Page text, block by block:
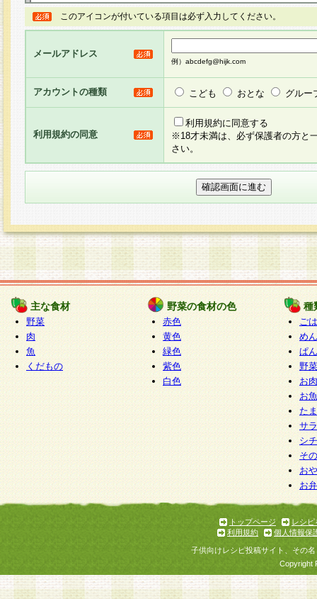
ト（以下「本サイト」といいます。）上に本サー
ージを設け、会員がアンケー ト調査に回答する
し、その結果を当社が集計・分析その他の利用を
るものです。なお、本サービスは、それぞれの目
員に対して本サービスの依頼を行うこともあり、
た全ての会員に対して本サービスの依頼をすると
りま す。
3.当社は、会員の事前の承諾を得ることなく、当
方 法・手段にて、本規約を任意に制定、変更ま
きるものとします。改定後の本規約等は、本規約
に掲示したときに、その 他の諸規定については
てその効力を生じるものとします。
4.本規約は、会員登録希望者による会員登録手続
の当社による会員登録の承認が完了した時点で会
たものとみなされ、会員に対して適用されるもの
5.当社がお聞きする個人情報は、すべて会員登録
で提 供いただいたものと考えております。従っ
自らの個人情報の提供を希望されない場合には、
をお預かりいたしません が、提供されないこと
商品やサービス等をご利用いただけない場合があ
了承ください。
6.当社は、お客様から当社が保有している個人情
加・ 利用停止等を求められた場合には、ご本人
て確認できた場合に限り、法令に準拠して合理的
いただきます。なお、開示 請求等の請求先は個
ります。
1.会員とは、本規約等を承諾のうえ、当社所定の
了し、当社が承認した者、グループとします。な
が以下に該当する場合は会員登録をすることがで
このアイコンが付いている項目は必ず入力してください。
メールアドレス
例）abcdefg@hijk.com
アカウントの種類 こども おとな グルー
利用規約の同意
利用規約に同意する
※18才未満は、必ず保護者の方と
さい。
主な食材
野菜
肉
魚
くだもの
野菜の食材の色
赤色
黄色
緑色
紫色
白色
種
ご
めん
ぱん
野
お
お
た
サ
シ
そ
お
お
トップページ
レシピ
利用規約
個人情報保
子供向けレシピ投稿サイト、その
Copyright